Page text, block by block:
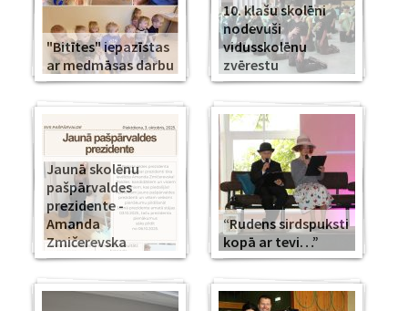
"Bitītes" iepazīstas
ar medmāsas darbu
10. klašu skolēni
nodevuši
vidusskolēnu
zvērestu
Jaunā skolēnu
pašpārvaldes
prezidente -
Amanda
Zmičerevska
“Rudens sirdspuksti
kopā ar tevi…”